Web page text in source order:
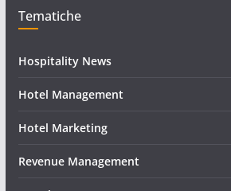
Tematiche
Hospitality News
Hotel Management
Hotel Marketing
Revenue Management